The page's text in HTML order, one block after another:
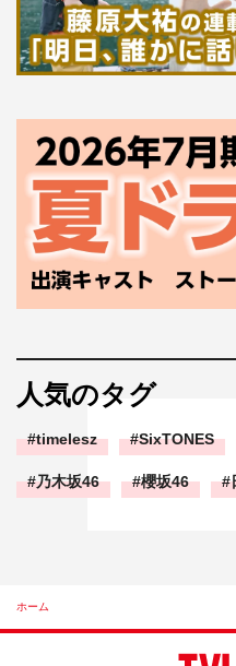
人気のタグ
timelesz SixTONES
乃木坂46 櫻坂46
ホーム